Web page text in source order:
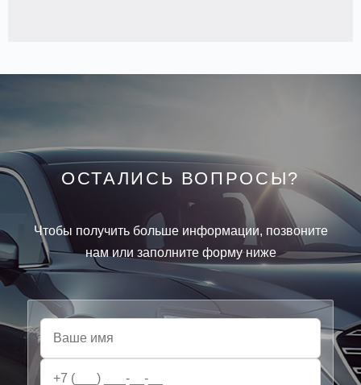
ОСТАЛИСЬ ВОПРОСЫ?
Чтобы получить больше информации, позвоните
нам или заполните форму ниже